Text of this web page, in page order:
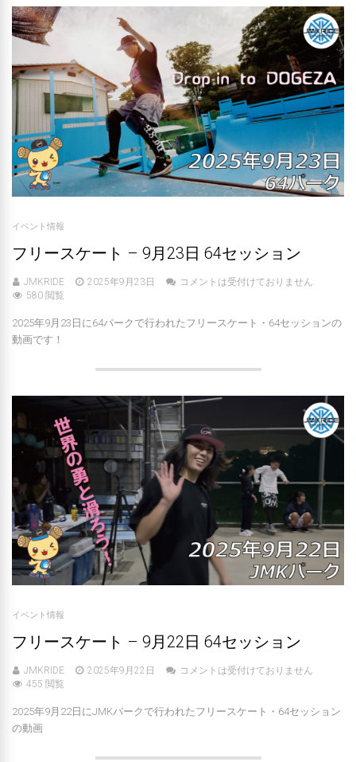
イベント情報
フリースケート – 9月23日 64セッション
JMKRIDE 2025年9月23日
コメントは受付けておりません
580 閲覧
2025年9月23日に64パークで行われたフリースケート・64セッションの
動画です！
イベント情報
フリースケート – 9月22日 64セッション
JMKRIDE 2025年9月22日
コメントは受付けておりません
455 閲覧
2025年9月22日にJMKパークで行われたフリースケート・64セッション
の動画